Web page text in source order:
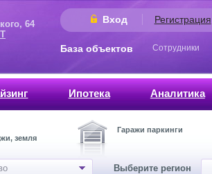
Вход Регистрация
64
База объектов Сотрудники
Ипотека Аналитика
земля
Гаражи паркинги
Выберите регион